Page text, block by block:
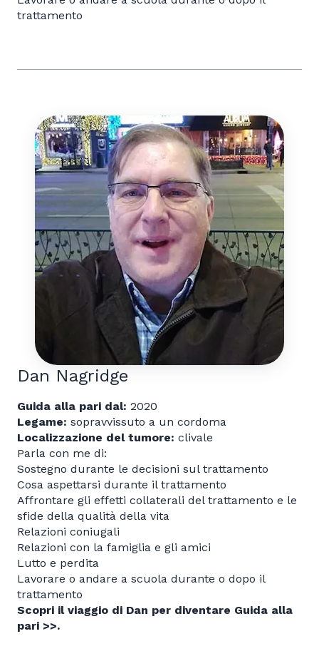
trattamento
Dan Nagridge
Guida alla pari dal: 2020
Legame: sopravvissuto a un cordoma
Localizzazione del tumore: clivale
Parla con me di:
Sostegno durante le decisioni sul trattamento
Cosa aspettarsi durante il trattamento
Affrontare gli effetti collaterali del trattamento e le
sfide della qualità della vita
Relazioni coniugali
Relazioni con la famiglia e gli amici
Lutto e perdita
Lavorare o andare a scuola durante o dopo il
trattamento
Scopri il viaggio di Dan per diventare Guida alla
pari >>.